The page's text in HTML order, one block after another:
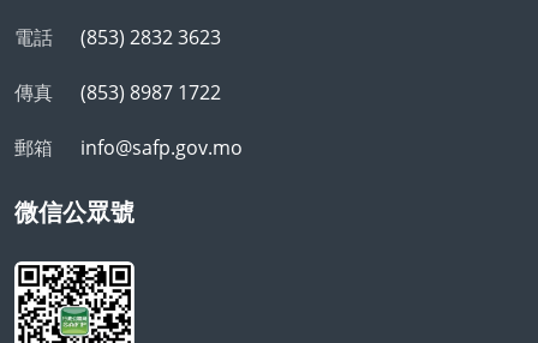
電話 (853) 2832 3623
傳真 (853) 8987 1722
郵箱 info@safp.gov.mo
微信公眾號